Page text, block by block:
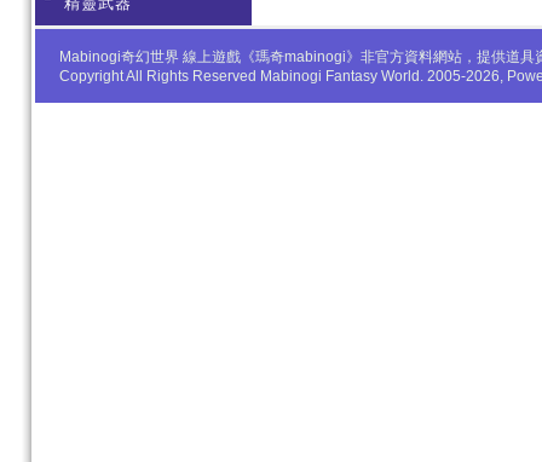
Mabinogi奇幻世界 線上遊戲《瑪奇mabinogi》非官方資料網站，提供道
Copyright All Rights Reserved Mabinogi Fantasy World. 2005-2026,